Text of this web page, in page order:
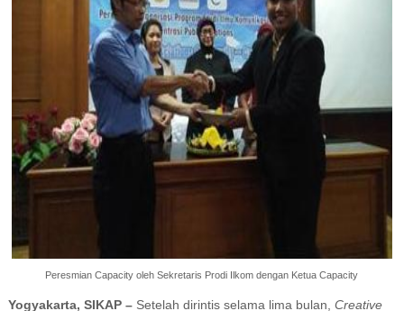
Peresmian Capacity oleh Sekretaris Prodi Ilkom dengan Ketua Capacity
Yogyakarta, SIKAP – Setelah dirintis selama lima bulan, Creative